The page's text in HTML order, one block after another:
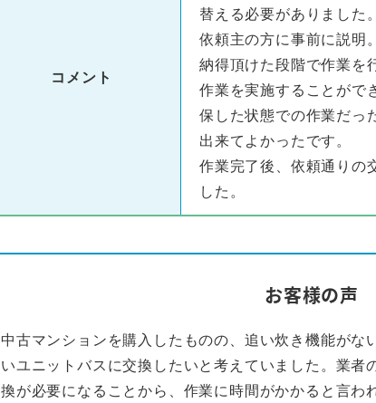
コメント
替える必要がありました
依頼主の方に事前に説明。
納得頂けた段階で作業を
作業を実施することがで
保した状態での作業だっ
出来てよかったです。
作業完了後、依頼通りの
した。
お客様の声
中古マンションを購入したものの、追い炊き機能がな
いユニットバスに交換したいと考えていました。業者
換が必要になることから、作業に時間がかかると言わ